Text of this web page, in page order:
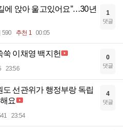
에 앉아 울고있어요”…30년
590 추천 1 00:05
1
댓글
쑥 이채영 백지헌
23:56
0
댓글
도 선관위가 행정부랑 독립
요
23:54
4
댓글